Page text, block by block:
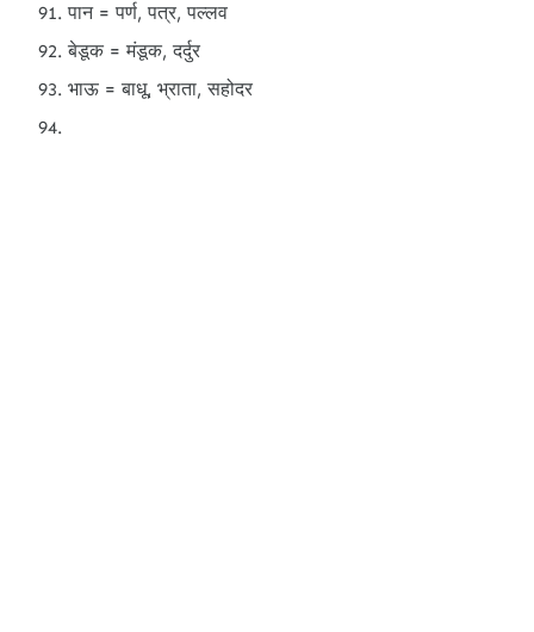
पान = पर्ण, पत्र, पल्लव
बेडूक = मंडूक, दर्दुर
भाऊ = बाधू, भ्राता, सहोदर